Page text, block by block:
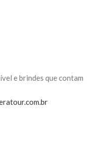
e brindes que contam